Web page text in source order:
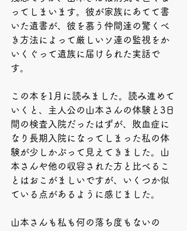
ってしまいます。彼が家族にあてて書
いた遺書が、彼を慕う仲間達の驚くべ
き方法によって厳しいソ連の監視をか
いくぐって遺族に届けられた実話で
す。
この本を1月に読みました。読み進めて
いくと、主人公の山本さんの体験と3日
間の検査入院だったはずが、敗血症に
なり長期入院になってしまった私の体
験が少しかぶって見えてきました。山
本さんや他の収容された方と比べるこ
とはおこがましいですが、いくつか似
ている点があるように感じました。
山本さんも私も何の落ち度もないの